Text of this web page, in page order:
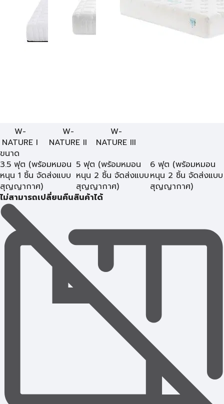
W-
NATURE I
W-
NATURE II
W-
NATURE III
ขนาด
3.5 ฟุต (พร้อมหมอน
หนุน 1 ชิ้น จัดส่งแบบ
สุญญากาศ)
5 ฟุต (พร้อมหมอน
หนุน 2 ชิ้น จัดส่งแบบ
สุญญากาศ)
6 ฟุต (พร้อมหมอน
หนุน 2 ชิ้น จัดส่งแบบ
สุญญากาศ)
ไม่สามารถเปลี่ยนคืนสินค้าได้